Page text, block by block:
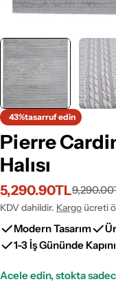
43%tasarruf edin
Pierre
Halısı
İndirimli
fiyat
5,290.90TL
Normal
fiyat
KDV dahildir. Kargo ücreti
Modern Tasarım
1-3 İş Gününde
Acele edin, stokta